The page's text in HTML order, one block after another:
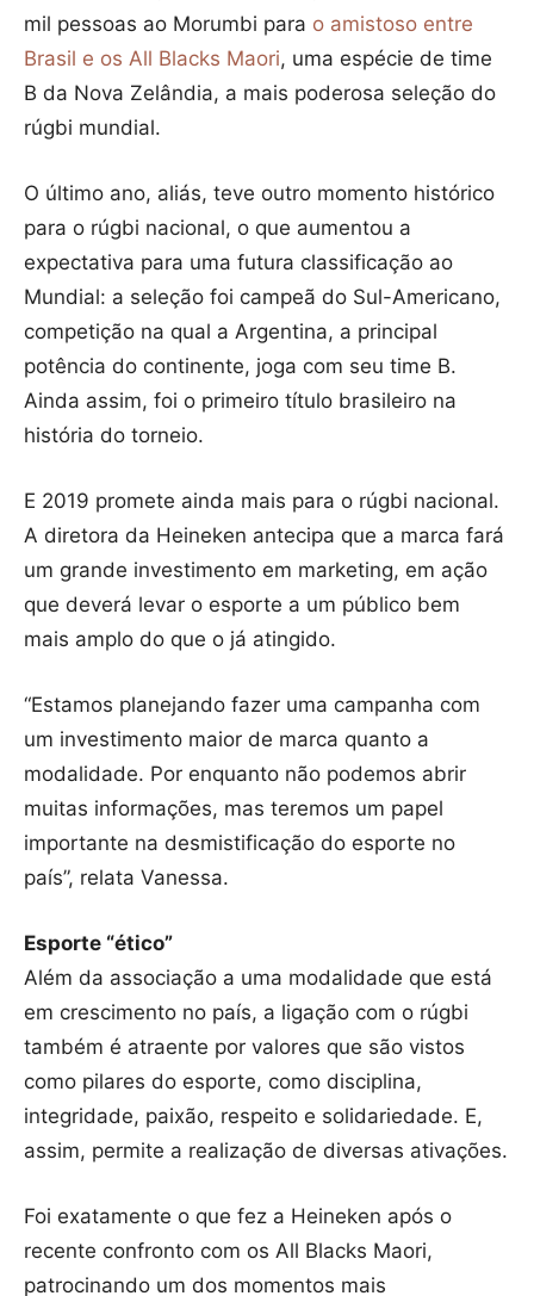
mil pessoas ao Morumbi para o amistoso entre
Brasil e os All Blacks Maori, uma espécie de time
B da Nova Zelândia, a mais poderosa seleção do
rúgbi mundial.
O último ano, aliás, teve outro momento histórico
para o rúgbi nacional, o que aumentou a
expectativa para uma futura classificação ao
Mundial: a seleção foi campeã do Sul-Americano,
competição na qual a Argentina, a principal
potência do continente, joga com seu time B.
Ainda assim, foi o primeiro título brasileiro na
história do torneio.
E 2019 promete ainda mais para o rúgbi nacional.
A diretora da Heineken antecipa que a marca fará
um grande investimento em marketing, em ação
que deverá levar o esporte a um público bem
mais amplo do que o já atingido.
“Estamos planejando fazer uma campanha com
um investimento maior de marca quanto a
modalidade. Por enquanto não podemos abrir
muitas informações, mas teremos um papel
importante na desmistificação do esporte no
país”, relata Vanessa.
Esporte “ético”
Além da associação a uma modalidade que está
em crescimento no país, a ligação com o rúgbi
também é atraente por valores que são vistos
como pilares do esporte, como disciplina,
integridade, paixão, respeito e solidariedade. E,
assim, permite a realização de diversas ativações.
Foi exatamente o que fez a Heineken após o
recente confronto com os All Blacks Maori,
patrocinando um dos momentos mais